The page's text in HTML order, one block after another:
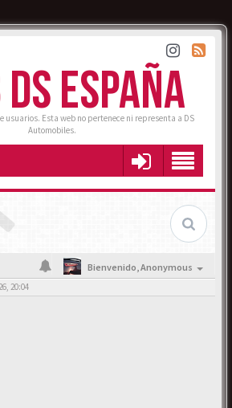
ESPAÑA
usuarios. Esta web no pertenece ni representa a DS
Automobiles.
Bienvenido,Anonymous
20:04